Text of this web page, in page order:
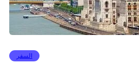
السفر